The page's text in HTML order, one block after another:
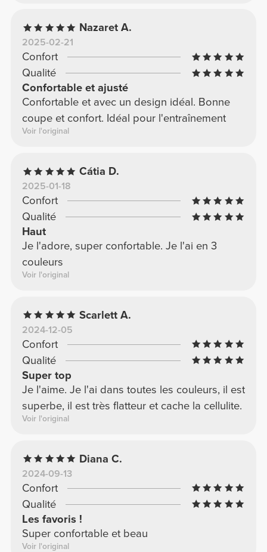
Nazaret A.
2025-02-21
Confort
Qualité
Confortable et ajusté
Confortable et avec un design idéal. Bonne
coupe et confort. Idéal pour l'entraînement
Voir l'original
Cátia D.
2025-01-18
Confort
Qualité
Haut
Je l'adore, super confortable. Je l'ai en 3
couleurs
Voir l'original
Scarlett A.
2024-12-05
Confort
Qualité
Super top
Je l'aime. Je l'ai dans toutes les couleurs, il est
superbe, il est très flatteur et cache la cellulite.
Voir l'original
Diana C.
2024-09-13
Confort
Qualité
Les favoris !
Super confortable et beau
Voir l'original